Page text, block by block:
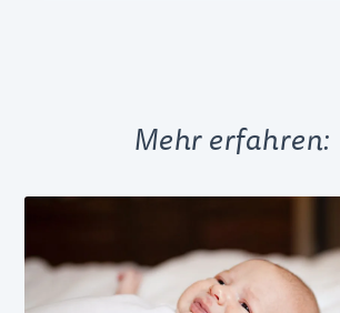
Mehr erfahren: